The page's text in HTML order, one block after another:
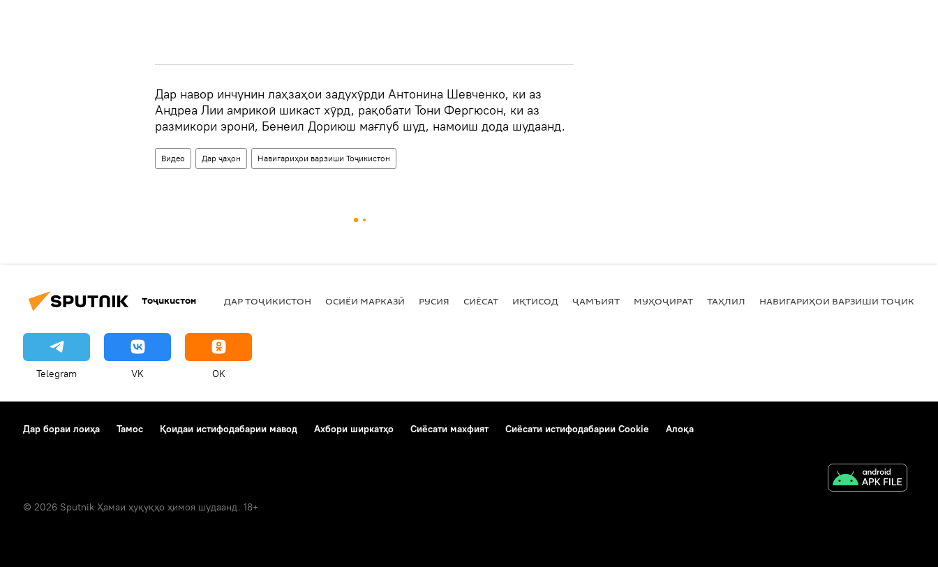
Дар навор инчунин лаҳзаҳои задухӯрди Антонина Шевченко, ки аз
Андреа Лии амрикоӣ шикаст хӯрд, рақобати Тони Фергюсон, ки аз
размикори эронӣ, Бенеил Дориюш мағлуб шуд, намоиш дода шудаанд.
Видео Дар ҷаҳон Навигариҳои варзиши Тоҷикистон
Тоҷикистон ДАР ТОҶИКИСТОН ОСИЁИ МАРКАЗӢ РУСИЯ СИЁСАТ ИҚТИСОД ҶАМЪИЯТ МУҲОҶИРАТ ТАҲЛИЛ НАВИГАРИҲОИ ВАРЗИШИ
Telegram VK OK
Дар бораи лоиҳа Тамос Қоидаи истифодабарии мавод Ахбори ширкатҳо Сиёсати махфият Сиёсати истифодабарии Cookie Алоқа
© 2026 Sputnik Ҳамаи ҳуқуқҳо ҳимоя шудаанд. 18+